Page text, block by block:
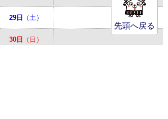
29日 （土）
30日 （日）
先頭へ戻る